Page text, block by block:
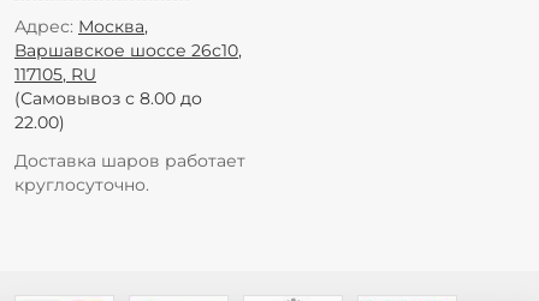
Адрес: Москва,
Варшавское шоссе 26с10,
117105, RU
(Самовывоз с 8.00 до
22.00)
Доставка шаров работает
круглосуточно.